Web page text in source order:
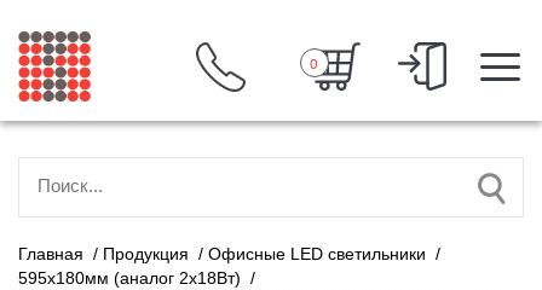
0
Главная / Продукция / Офисные LED светильники /
595х180мм (аналог 2х18Вт) /